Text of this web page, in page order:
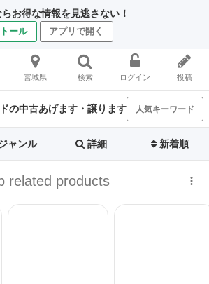
お得な情報を見逃さない！
ール アプリで開く
宮城県 検索 ログイン 投稿
の中古あげます・譲ります 人気キーワード
ャンル 詳細 新着順